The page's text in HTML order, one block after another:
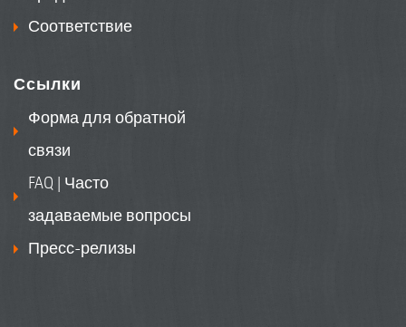
Соответствие
Ссылки
Форма для обратной
связи
FAQ | Часто
задаваемые вопросы
Пресс-релизы